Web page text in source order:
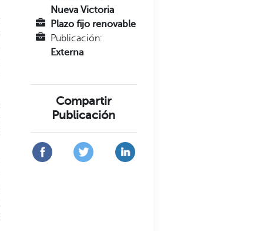
Nueva Victoria
Plazo fijo renovable
Publicación:
Externa
Compartir
Publicación